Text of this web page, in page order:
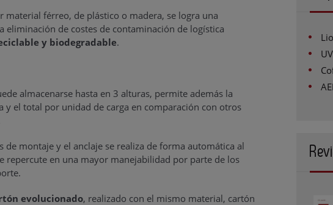
material férreo, de plástico o madera, se logra una
de costes de contaminación de logística
y biodegradable.
almacenarse hasta en 3 alturas, permite además la
el total por unidad de carga en comparación con otros
montaje y el anclaje se realiza de forma automática al
repercute en una mayor manejabilidad por parte de los
evolucionado, realizado con el mismo material, cartón